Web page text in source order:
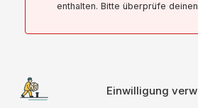
Einwilligung
enthalten. Bitte überprüfe deinen
wird durch die